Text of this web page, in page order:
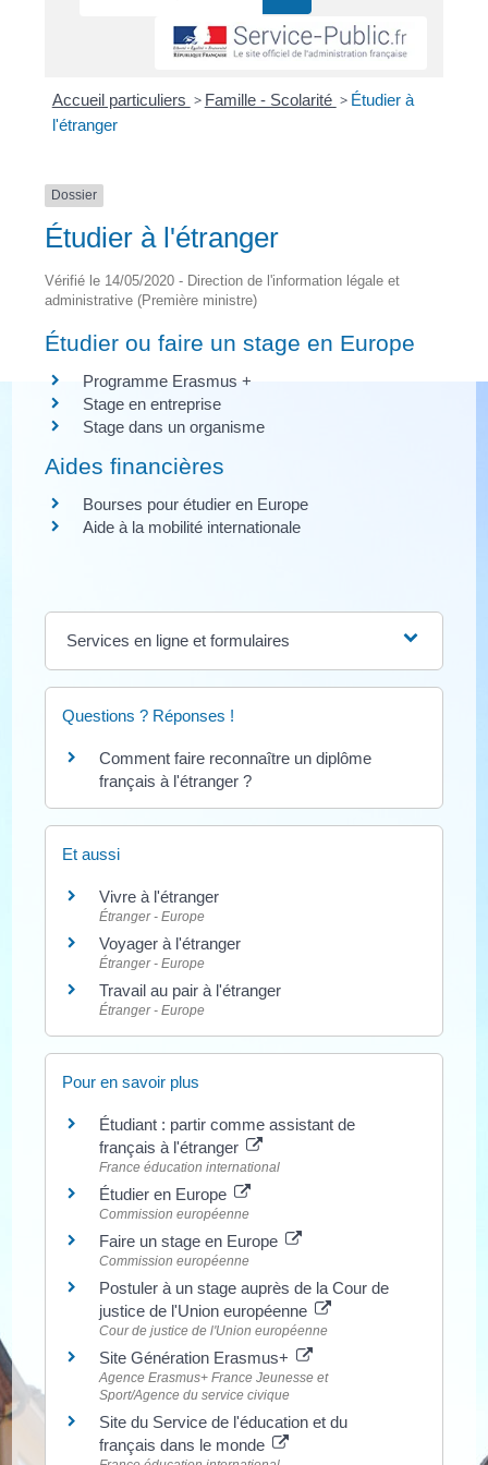
Accueil particuliers > Famille - Scolarité > Étudier à
l'étranger
Dossier
Étudier à l'étranger
Vérifié le 14/05/2020 - Direction de l'information légale et
administrative (Première ministre)
Étudier ou faire un stage en Europe
Programme Erasmus +
Stage en entreprise
Stage dans un organisme
Aides financières
Bourses pour étudier en Europe
Aide à la mobilité internationale
Services en ligne et formulaires
Questions ? Réponses !
Comment faire reconnaître un diplôme
français à l'étranger ?
Et aussi
Vivre à l'étranger
Étranger - Europe
Voyager à l'étranger
Étranger - Europe
Travail au pair à l'étranger
Étranger - Europe
Pour en savoir plus
Étudiant : partir comme assistant de
français à l'étranger
France éducation international
Étudier en Europe
Commission européenne
Faire un stage en Europe
Commission européenne
Postuler à un stage auprès de la Cour de
justice de l'Union européenne
Cour de justice de l'Union européenne
Site Génération Erasmus+
Agence Erasmus+ France Jeunesse et
Sport/Agence du service civique
Site du Service de l'éducation et du
français dans le monde